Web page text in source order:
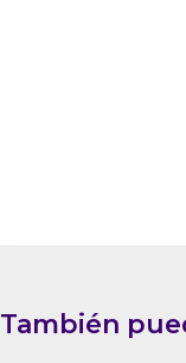
También